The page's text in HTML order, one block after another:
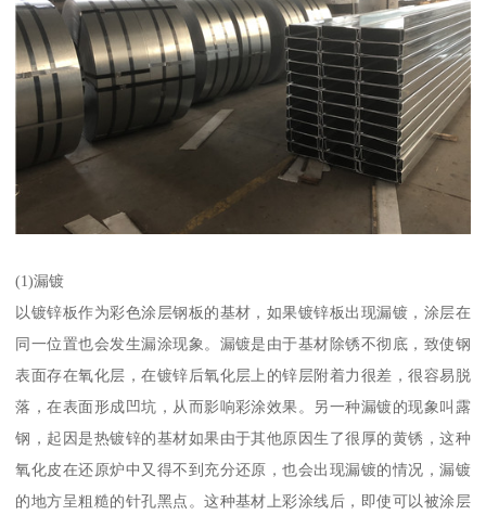
(1)漏镀
以镀锌板作为彩色涂层钢板的基材，如果镀锌板出现漏镀，涂层在
同一位置也会发生漏涂现象。漏镀是由于基材除锈不彻底，致使钢
表面存在氧化层，在镀锌后氧化层上的锌层附着力很差，很容易脱
落，在表面形成凹坑，从而影响彩涂效果。另一种漏镀的现象叫露
钢，起因是热镀锌的基材如果由于其他原因生了很厚的黄锈，这种
氧化皮在还原炉中又得不到充分还原，也会出现漏镀的情况，漏镀
的地方呈粗糙的针孔黑点。这种基材上彩涂线后，即使可以被涂层